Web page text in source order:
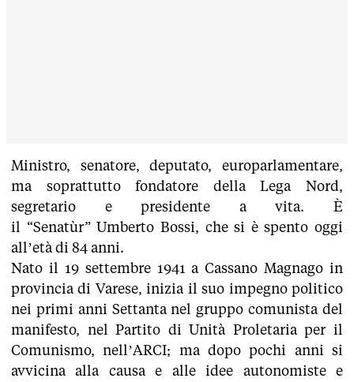
Ministro, senatore, deputato, europarlamentare,
ma soprattutto fondatore della Lega Nord,
segretario e presidente a vita. È
il “Senatùr” Umberto Bossi, che si è spento oggi
all’età di 84 anni.
Nato il 19 settembre 1941 a Cassano Magnago in
provincia di Varese, inizia il suo impegno politico
nei primi anni Settanta nel gruppo comunista del
manifesto, nel Partito di Unità Proletaria per il
Comunismo, nell’ARCI; ma dopo pochi anni si
avvicina alla causa e alle idee autonomiste e